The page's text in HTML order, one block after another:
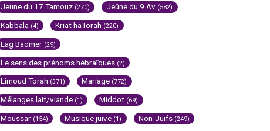
Jeûne du 17 Tamouz (270) Jeûne du 9 Av (582)
Kabbala (4) Kriat haTorah (220)
Lag Baomer (29)
Le sens des prénoms hébraïques (2)
Limoud Torah (371) Mariage (772)
Mélanges lait/viande (1) Middot (69)
Moussar (154) Musique juive (1) Non-Juifs (249)